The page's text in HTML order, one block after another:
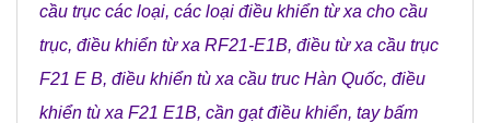
cầu trục các loại, các loại điều khiển từ xa cho cầu
trục, điều khiển từ xa RF21-E1B, điều từ xa cầu trục
F21 E B, điều khiển tù xa cầu truc Hàn Quốc, điều
khiển tù xa F21 E1B, cần gạt điều khiển, tay bấm